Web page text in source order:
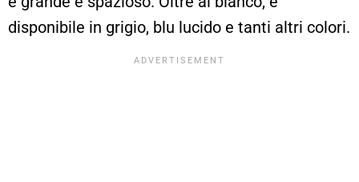
disponibile in grigio, blu lucido e tanti altri colori.